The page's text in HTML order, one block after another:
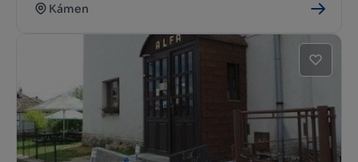
Kámen